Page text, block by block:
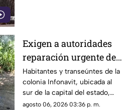
Exigen a autoridades
reparación urgente de
alcantarilla en la
colonia Infonavit de
Chilpancingo
Habitantes y transeúntes de la
colonia Infonavit, ubicada al
sur de la capital del estado,
denunciaron la falta de
agosto 06, 2026 03:36 p. m.